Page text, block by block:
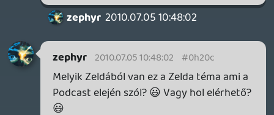
Ez a Robot majom dolog,úgy leszívja az
agyamat,hogy 1 hétig intravénásan kell
liquid 2010.07.04 14:58:43
Igen, öt körül.
shearer